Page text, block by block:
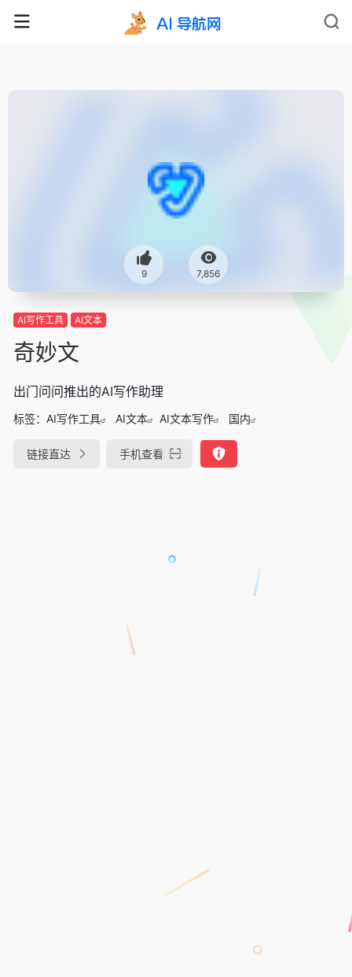
9 7,856
AI写作工具 AI文本
奇妙文
出门问问推出的AI写作助理
标签： AI写作工具 AI文本 AI文本写作 国内
链接直达 手机查看